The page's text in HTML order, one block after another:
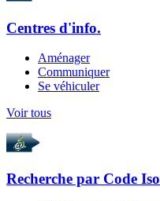
Centres d'info.
Aménager
Communiquer
Se véhiculer
Voir tous
Recherche par Code Iso